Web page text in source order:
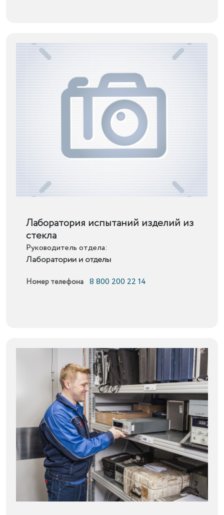
Подробнее
Лаборатория испытаний изделий из
стекла
Руководитель отдела:
Лаборатории и отделы
Номер телефона 8 800 200 22 14